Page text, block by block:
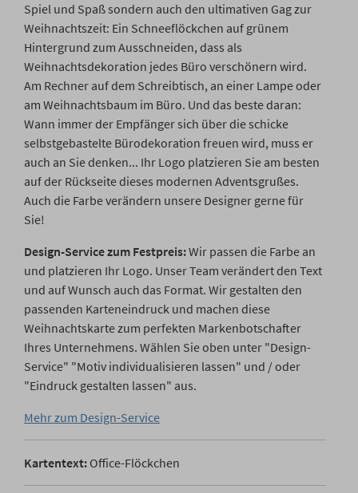
Spiel und Spaß sondern auch den ultimativen Gag zur
Weihnachtszeit: Ein Schneeflöckchen auf grünem
Hintergrund zum Ausschneiden, dass als
Weihnachtsdekoration jedes Büro verschönern wird.
Am Rechner auf dem Schreibtisch, an einer Lampe oder
am Weihnachtsbaum im Büro. Und das beste daran:
Wann immer der Empfänger sich über die schicke
selbstgebastelte Bürodekoration freuen wird, muss er
auch an Sie denken... Ihr Logo platzieren Sie am besten
auf der Rückseite dieses modernen Adventsgrußes.
Auch die Farbe verändern unsere Designer gerne für
Sie!
Design-Service zum Festpreis:Wir passen die Farbe an
und platzieren Ihr Logo. Unser Team verändert den Text
und auf Wunsch auch das Format. Wir gestalten den
passenden Karteneindruck und machen diese
Weihnachtskarte zum perfekten Markenbotschafter
Ihres Unternehmens. Wählen Sie oben unter "Design-
Service" "Motiv individualisieren lassen" und / oder
"Eindruck gestalten lassen" aus.
Mehr zum Design-Service
Kartentext: Office-Flöckchen